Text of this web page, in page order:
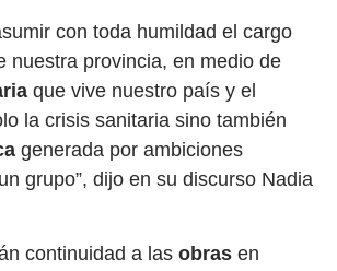
con toda humildad el cargo
nuestra provincia, en medio de
que vive nuestro país y el
la crisis sanitaria sino también
generada por ambiciones
grupo”, dijo en su discurso Nadia
continuidad a las obras en